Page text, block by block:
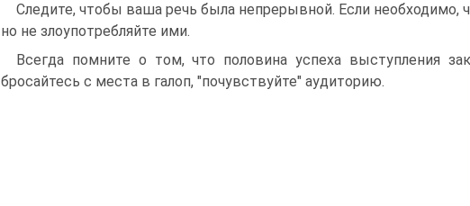
Следите, чтобы ваша речь была непрерывной. Если необходимо,
но не злоупотребляйте ими.
Всегда помните о том, что половина успеха выступления
бросайтесь с места в галоп, "почувствуйте" аудиторию.